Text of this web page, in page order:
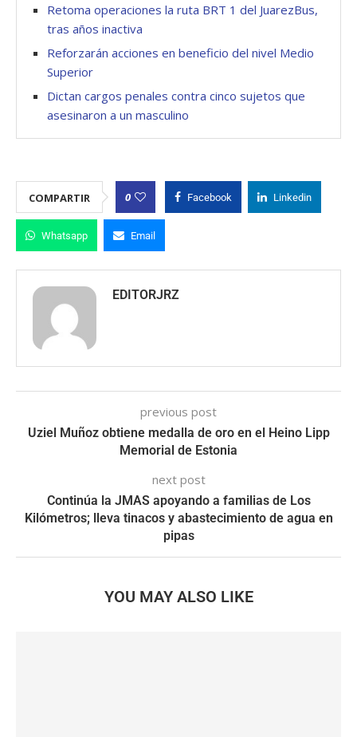
Retoma operaciones la ruta BRT 1 del JuarezBus,
tras años inactiva
Reforzarán acciones en beneficio del nivel Medio
Superior
Dictan cargos penales contra cinco sujetos que
asesinaron a un masculino
COMPARTIR 0 Facebook Linkedin
Whatsapp Email
EDITORJRZ
previous post
Uziel Muñoz obtiene medalla de oro en el Heino Lipp
Memorial de Estonia
next post
Continúa la JMAS apoyando a familias de Los
Kilómetros; lleva tinacos y abastecimiento de agua en
pipas
YOU MAY ALSO LIKE